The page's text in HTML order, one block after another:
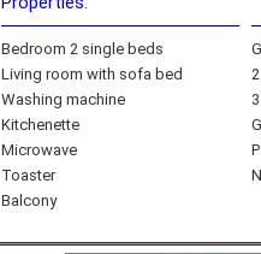
Bedroom 2 single beds
Living room with sofa bed
Washing machine
Kitchenette
Microwave
Toaster
Balcony